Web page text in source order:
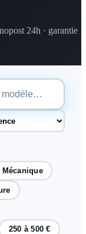
24h · garantie
Mécanique
250 à 500 €